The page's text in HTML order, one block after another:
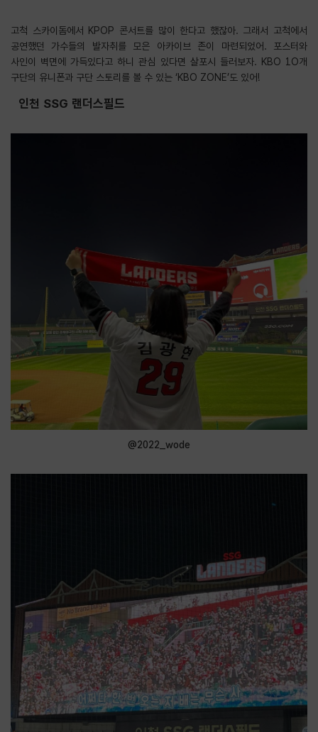
고척 스카이돔에서 KPOP 콘서트를 많이 한다고 했잖아. 그래서 고척에서
공연했던 가수들의 발자취를 모은 아카이브 존이 마련되었어. 포스터와
사인이 벽면에 가득있다고 하니 관심 있다면 살포시 들러보자. KBO 1O개
구단의 유니폰과 구단 스토리를 볼 수 있는 ‘KBO ZONE’도 있어!
인천 SSG 랜더스필드
@2022_wode